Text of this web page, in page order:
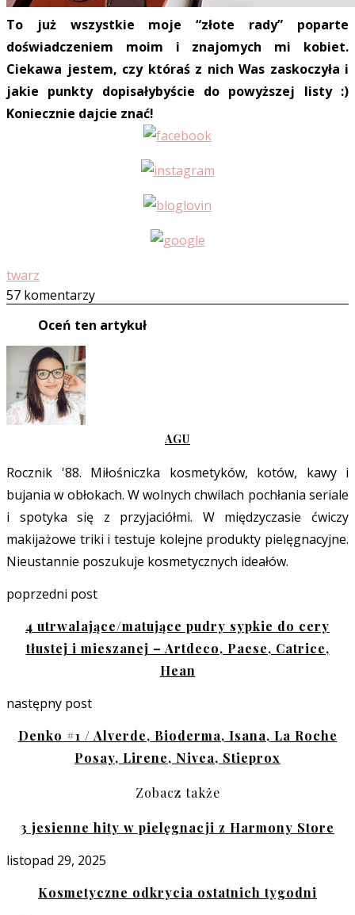
To już wszystkie moje “złote rady” poparte
doświadczeniem moim i znajomych mi kobiet.
Ciekawa jestem, czy któraś z nich Was zaskoczyła i
jakie punkty dopisałybyście do powyższej listy :)
Koniecznie dajcie znać!
twarz
57 komentarzy
Oceń ten artykuł
AGU
Rocznik '88. Miłośniczka kosmetyków, kotów, kawy i
bujania w obłokach. W wolnych chwilach pochłania seriale
i spotyka się z przyjaciółmi. W międzyczasie ćwiczy
makijażowe triki i testuje kolejne produkty pielęgnacyjne.
Nieustannie poszukuje kosmetycznych ideałów.
poprzedni post
4 utrwalające/matujące pudry sypkie do cery
tłustej i mieszanej – Artdeco, Paese, Catrice,
Hean
następny post
Denko #1 / Alverde, Bioderma, Isana, La Roche
Posay, Lirene, Nivea, Stieprox
Zobacz także
3 jesienne hity w pielęgnacji z Harmony Store
listopad 29, 2025
Kosmetyczne odkrycia ostatnich tygodni